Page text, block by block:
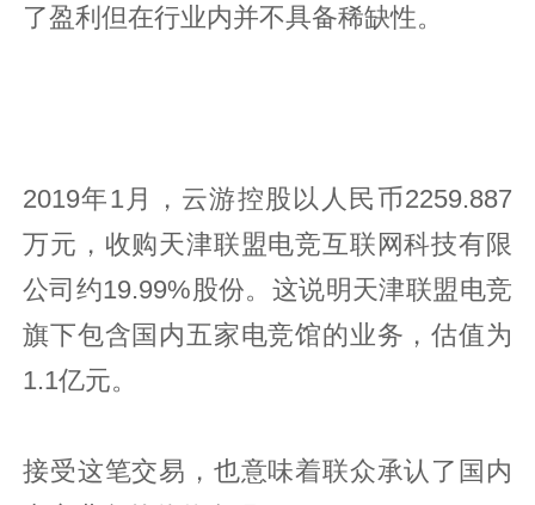
了盈利但在行业内并不具备稀缺性。
2019年1月，云游控股以人民币2259.887
万元，收购天津联盟电竞互联网科技有限
公司约19.99%股份。这说明天津联盟电竞
旗下包含国内五家电竞馆的业务，估值为
1.1亿元。
接受这笔交易，也意味着联众承认了国内